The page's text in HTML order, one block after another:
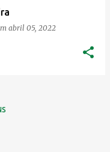
abril 05, 2022